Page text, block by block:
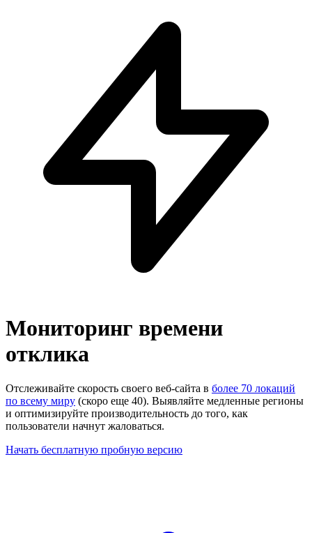
Мониторинг времени
отклика
Отслеживайте скорость своего веб-сайта в более 70 локаций
по всему миру (скоро еще 40). Выявляйте медленные регионы
и оптимизируйте производительность до того, как
пользователи начнут жаловаться.
Начать бесплатную пробную версию